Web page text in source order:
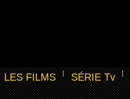
LES FILMS SÉRIE Tv